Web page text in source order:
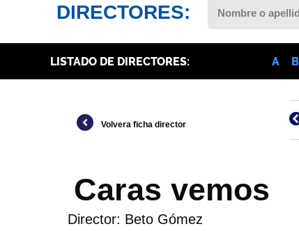
DIRECTORES:
LISTADO DE DIRECTORES: A B
Volvera ficha director
Caras vemos
Director: Beto Gómez